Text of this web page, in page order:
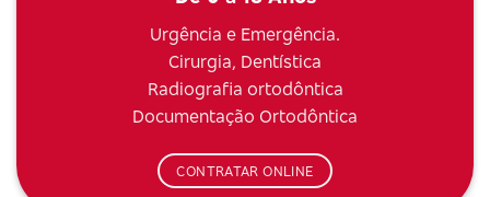
Urgência e Emergência.
Cirurgia, Dentística
Radiografia ortodôntica
Documentação Ortodôntica
CONTRATAR ONLINE